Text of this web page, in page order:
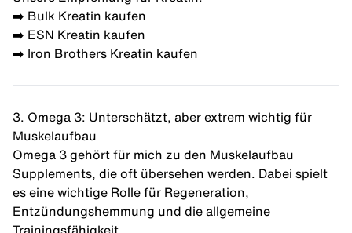
➡️ Bulk Kreatin kaufen
➡️ ESN Kreatin kaufen
➡️ Iron Brothers Kreatin kaufen
3. Omega 3: Unterschätzt, aber extrem wichtig für
Muskelaufbau
Omega 3 gehört für mich zu den Muskelaufbau
Supplements, die oft übersehen werden. Dabei spielt
es eine wichtige Rolle für Regeneration,
Entzündungshemmung und die allgemeine
Trainingsfähigkeit.